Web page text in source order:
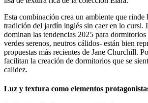
Esta combinación crea un ambiente que rinde
tradición del jardín inglés sin caer en lo cursi.
dominan las tendencias 2025 para
verdes serenos, neutros cálidos- están bien
propuestas más recientes de Jane Churchill.
facilitan la creación de dormitorios que se
calidez.
Luz y textura como elementos